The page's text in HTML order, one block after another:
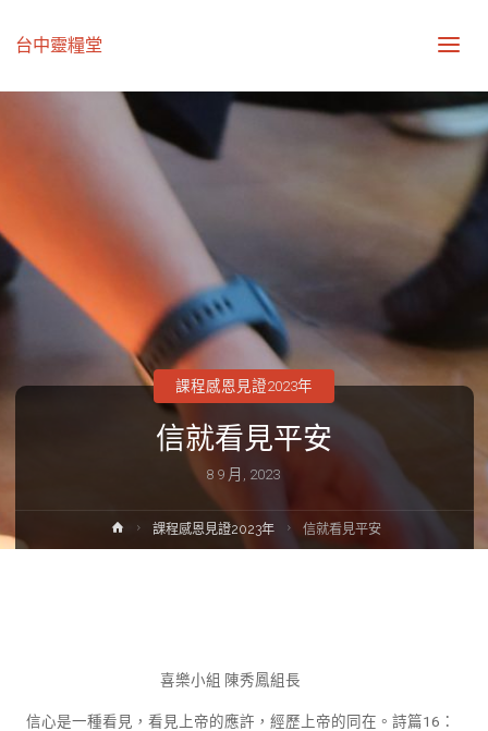
台中靈糧堂
信就看見平安
8 9 月, 2023
課程感恩見證2023年
課程感恩見證2023年 信就看見平安
喜樂小組 陳秀鳳組長
信心是一種看見，看見上帝的應許，經歷上帝的同在。詩篇16：